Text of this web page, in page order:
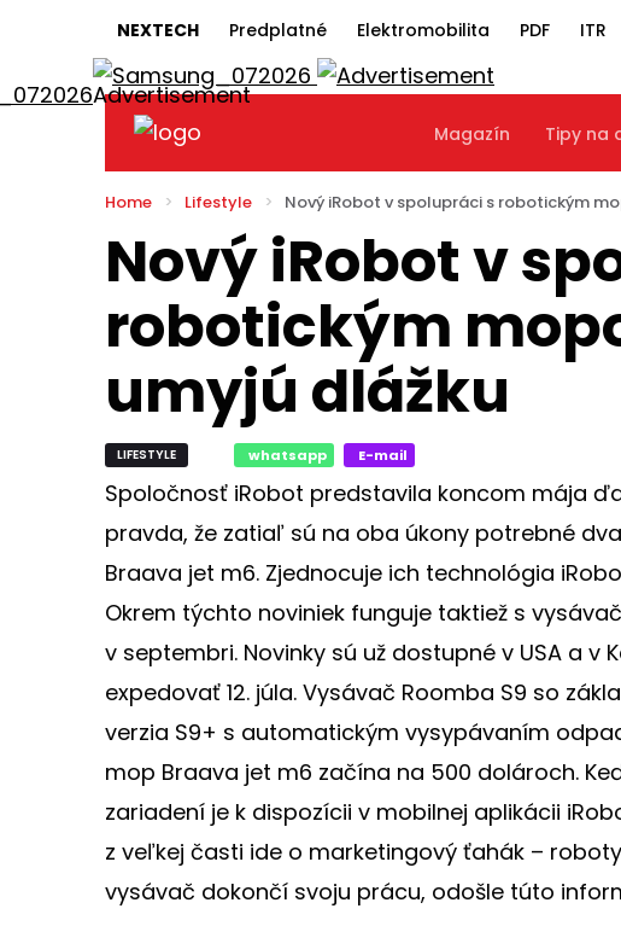
NEXTECH Predplatné Elektromobilita PDF ITR
Magazín Tipy na
Home Lifestyle Nový iRobot v spolupráci s robotickým
Nový iRobot v
robotickým
umyjú dlážku
LIFESTYLE whatsapp E-mail
Spoločnosť iRobot predstavila koncom mája
pravda, že zatiaľ sú na oba úkony potrebné
Braava jet m6. Zjednocuje ich technológia
Okrem týchto noviniek funguje taktiež s
v septembri. Novinky sú už dostupné v USA a
expedovať 12. júla. Vysávač Roomba S9 so
verzia S9+ s automatickým vysypávaním
mop Braava jet m6 začína na 500 dolároch.
zariadení je k dispozícii v mobilnej aplikácii
z veľkej časti ide o marketingový ťahák –
vysávač dokončí svoju prácu, odošle túto